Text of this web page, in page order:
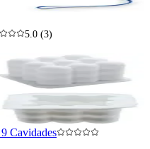
5.0 (3)
Cavidades